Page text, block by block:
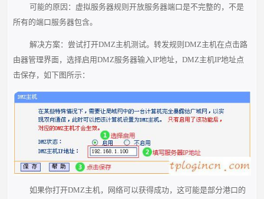
可能的原因：虚拟服务器规则开放服务器端口是不完整的，不是
所有的端口服务器包含。
解决方案：尝试打开DMZ主机测试。转发规则DMZ主机在点击路
由器管理界面，选择启用DMZ服务器输入IP地址，DMZ主机IP地址点
击保存，如下图所示：
如果你打开DMZ主机，网络可以获得成功，这可能是部分港口的